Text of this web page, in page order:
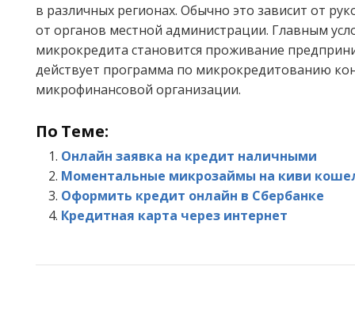
в различных регионах. Обычно это зависит от
от органов местной администрации. Главным
микрокредита становится проживание
действует программа по микрокредитованию
микрофинансовой организации.
По Теме:
Онлайн заявка на кредит наличными
Моментальные микрозаймы на киви
Оформить кредит онлайн в Сбербанке
Кредитная карта через интернет